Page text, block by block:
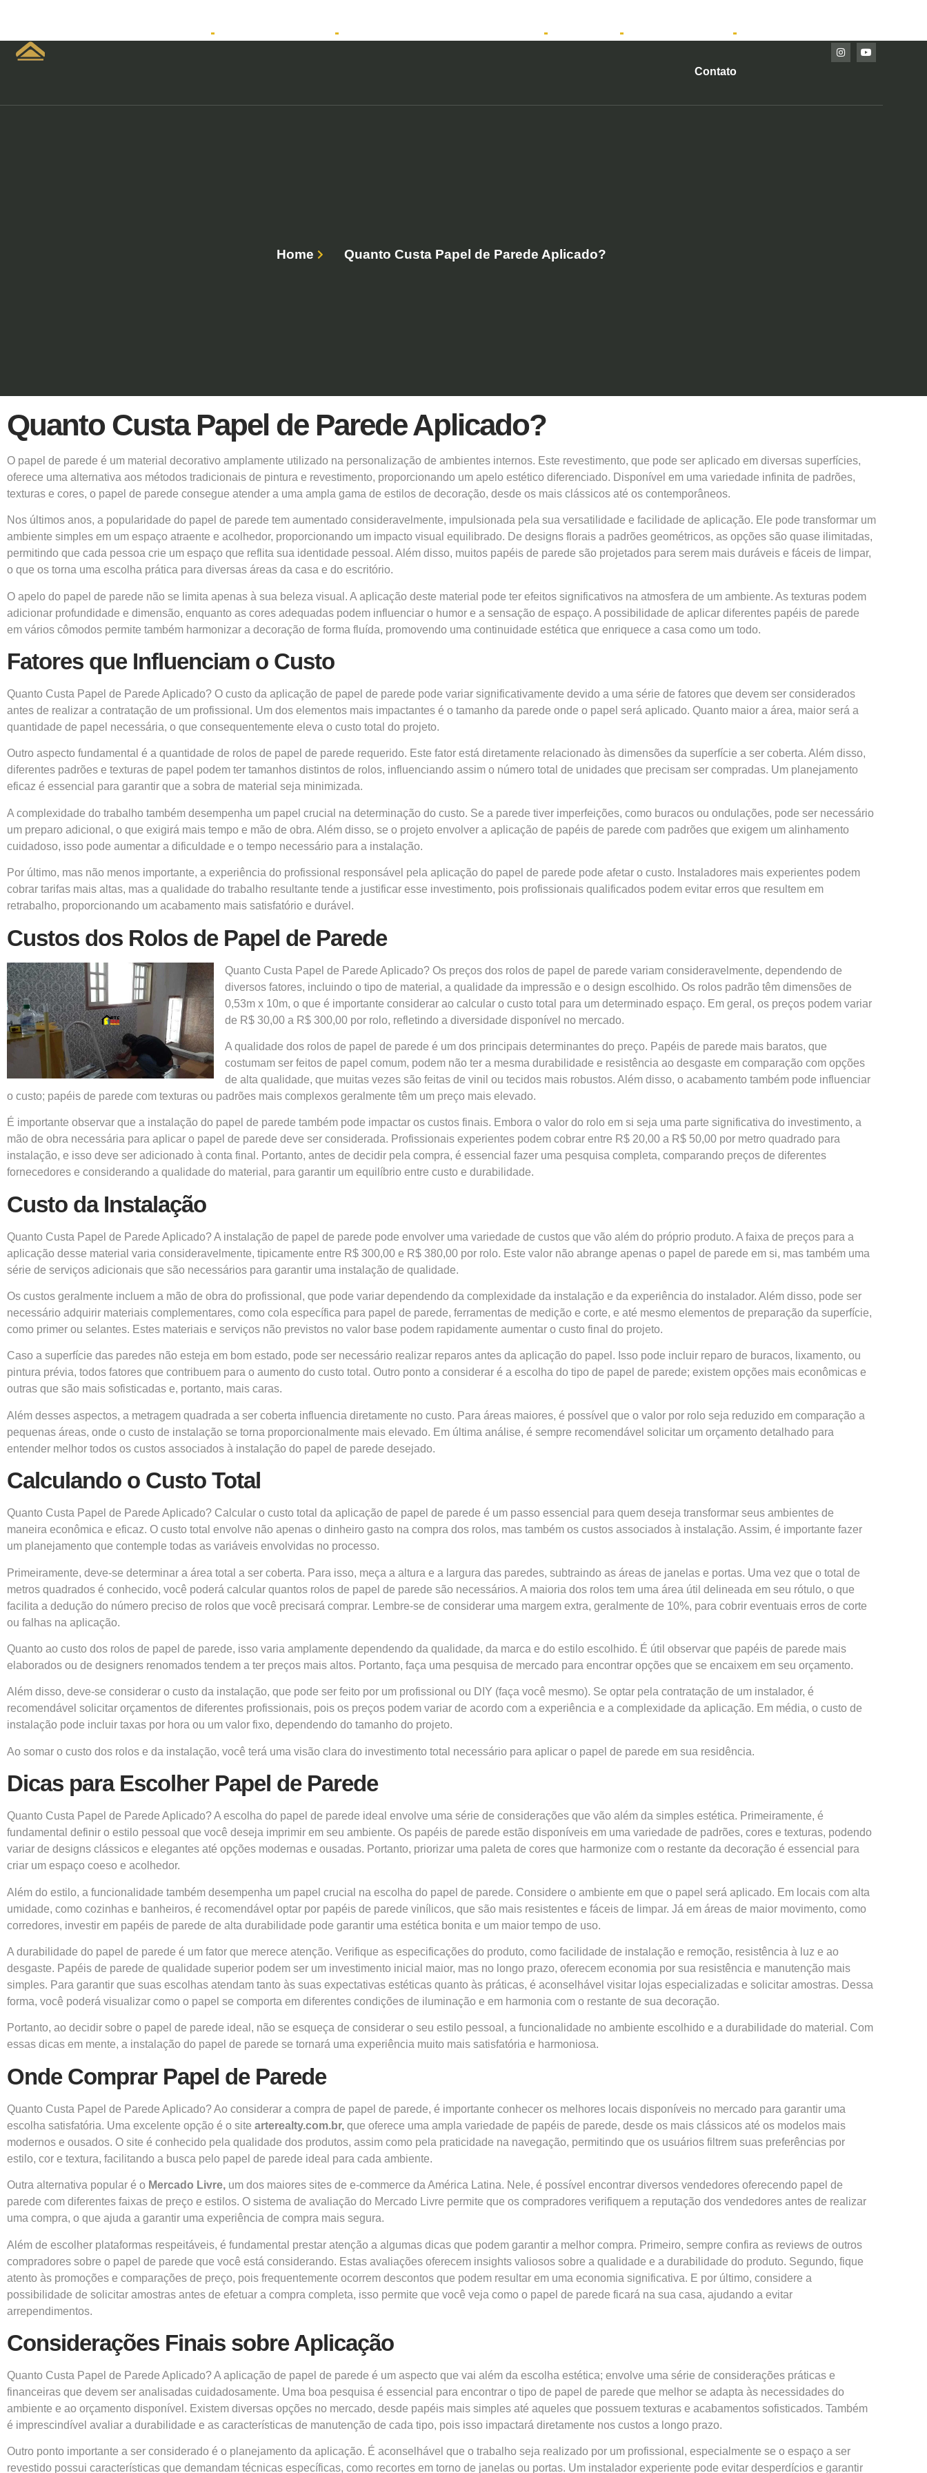
Contato
Home Quanto Custa Papel de Parede Aplicado?
Quanto Custa Papel de Parede Aplicado?
O papel de parede é um material decorativo amplamente utilizado na personalização de ambientes internos. Este revestimento, que pode ser aplicado em diversas superfícies,
oferece uma alternativa aos métodos tradicionais de pintura e revestimento, proporcionando um apelo estético diferenciado. Disponível em uma variedade infinita de padrões,
texturas e cores, o papel de parede consegue atender a uma ampla gama de estilos de decoração, desde os mais clássicos até os contemporâneos.
Nos últimos anos, a popularidade do papel de parede tem aumentado consideravelmente, impulsionada pela sua versatilidade e facilidade de aplicação. Ele pode transformar um
ambiente simples em um espaço atraente e acolhedor, proporcionando um impacto visual equilibrado. De designs florais a padrões geométricos, as opções são quase ilimitadas,
permitindo que cada pessoa crie um espaço que reflita sua identidade pessoal. Além disso, muitos papéis de parede são projetados para serem mais duráveis e fáceis de limpar,
o que os torna uma escolha prática para diversas áreas da casa e do escritório.
O apelo do papel de parede não se limita apenas à sua beleza visual. A aplicação deste material pode ter efeitos significativos na atmosfera de um ambiente. As texturas podem
adicionar profundidade e dimensão, enquanto as cores adequadas podem influenciar o humor e a sensação de espaço. A possibilidade de aplicar diferentes papéis de parede
em vários cômodos permite também harmonizar a decoração de forma fluída, promovendo uma continuidade estética que enriquece a casa como um todo.
Fatores que Influenciam o Custo
Quanto Custa Papel de Parede Aplicado? O custo da aplicação de papel de parede pode variar significativamente devido a uma série de fatores que devem ser considerados
antes de realizar a contratação de um profissional. Um dos elementos mais impactantes é o tamanho da parede onde o papel será aplicado. Quanto maior a área, maior será a
quantidade de papel necessária, o que consequentemente eleva o custo total do projeto.
Outro aspecto fundamental é a quantidade de rolos de papel de parede requerido. Este fator está diretamente relacionado às dimensões da superfície a ser coberta. Além disso,
diferentes padrões e texturas de papel podem ter tamanhos distintos de rolos, influenciando assim o número total de unidades que precisam ser compradas. Um planejamento
eficaz é essencial para garantir que a sobra de material seja minimizada.
A complexidade do trabalho também desempenha um papel crucial na determinação do custo. Se a parede tiver imperfeições, como buracos ou ondulações, pode ser necessário
um preparo adicional, o que exigirá mais tempo e mão de obra. Além disso, se o projeto envolver a aplicação de papéis de parede com padrões que exigem um alinhamento
cuidadoso, isso pode aumentar a dificuldade e o tempo necessário para a instalação.
Por último, mas não menos importante, a experiência do profissional responsável pela aplicação do papel de parede pode afetar o custo. Instaladores mais experientes podem
cobrar tarifas mais altas, mas a qualidade do trabalho resultante tende a justificar esse investimento, pois profissionais qualificados podem evitar erros que resultem em
retrabalho, proporcionando um acabamento mais satisfatório e durável.
Custos dos Rolos de Papel de Parede
Quanto Custa Papel de Parede Aplicado? Os preços dos rolos de papel de parede variam consideravelmente, dependendo de
diversos fatores, incluindo o tipo de material, a qualidade da impressão e o design escolhido. Os rolos padrão têm dimensões de
0,53m x 10m, o que é importante considerar ao calcular o custo total para um determinado espaço. Em geral, os preços podem variar
de R$ 30,00 a R$ 300,00 por rolo, refletindo a diversidade disponível no mercado.
A qualidade dos rolos de papel de parede é um dos principais determinantes do preço. Papéis de parede mais baratos, que
costumam ser feitos de papel comum, podem não ter a mesma durabilidade e resistência ao desgaste em comparação com opções
de alta qualidade, que muitas vezes são feitas de vinil ou tecidos mais robustos. Além disso, o acabamento também pode influenciar
o custo; papéis de parede com texturas ou padrões mais complexos geralmente têm um preço mais elevado.
É importante observar que a instalação do papel de parede também pode impactar os custos finais. Embora o valor do rolo em si seja uma parte significativa do investimento, a
mão de obra necessária para aplicar o papel de parede deve ser considerada. Profissionais experientes podem cobrar entre R$ 20,00 a R$ 50,00 por metro quadrado para
instalação, e isso deve ser adicionado à conta final. Portanto, antes de decidir pela compra, é essencial fazer uma pesquisa completa, comparando preços de diferentes
fornecedores e considerando a qualidade do material, para garantir um equilíbrio entre custo e durabilidade.
Custo da Instalação
Quanto Custa Papel de Parede Aplicado? A instalação de papel de parede pode envolver uma variedade de custos que vão além do próprio produto. A faixa de preços para a
aplicação desse material varia consideravelmente, tipicamente entre R$ 300,00 e R$ 380,00 por rolo. Este valor não abrange apenas o papel de parede em si, mas também uma
série de serviços adicionais que são necessários para garantir uma instalação de qualidade.
Os custos geralmente incluem a mão de obra do profissional, que pode variar dependendo da complexidade da instalação e da experiência do instalador. Além disso, pode ser
necessário adquirir materiais complementares, como cola específica para papel de parede, ferramentas de medição e corte, e até mesmo elementos de preparação da superfície,
como primer ou selantes. Estes materiais e serviços não previstos no valor base podem rapidamente aumentar o custo final do projeto.
Caso a superfície das paredes não esteja em bom estado, pode ser necessário realizar reparos antes da aplicação do papel. Isso pode incluir reparo de buracos, lixamento, ou
pintura prévia, todos fatores que contribuem para o aumento do custo total. Outro ponto a considerar é a escolha do tipo de papel de parede; existem opções mais econômicas e
outras que são mais sofisticadas e, portanto, mais caras.
Além desses aspectos, a metragem quadrada a ser coberta influencia diretamente no custo. Para áreas maiores, é possível que o valor por rolo seja reduzido em comparação a
pequenas áreas, onde o custo de instalação se torna proporcionalmente mais elevado. Em última análise, é sempre recomendável solicitar um orçamento detalhado para
entender melhor todos os custos associados à instalação do papel de parede desejado.
Calculando o Custo Total
Quanto Custa Papel de Parede Aplicado? Calcular o custo total da aplicação de papel de parede é um passo essencial para quem deseja transformar seus ambientes de
maneira econômica e eficaz. O custo total envolve não apenas o dinheiro gasto na compra dos rolos, mas também os custos associados à instalação. Assim, é importante fazer
um planejamento que contemple todas as variáveis envolvidas no processo.
Primeiramente, deve-se determinar a área total a ser coberta. Para isso, meça a altura e a largura das paredes, subtraindo as áreas de janelas e portas. Uma vez que o total de
metros quadrados é conhecido, você poderá calcular quantos rolos de papel de parede são necessários. A maioria dos rolos tem uma área útil delineada em seu rótulo, o que
facilita a dedução do número preciso de rolos que você precisará comprar. Lembre-se de considerar uma margem extra, geralmente de 10%, para cobrir eventuais erros de corte
ou falhas na aplicação.
Quanto ao custo dos rolos de papel de parede, isso varia amplamente dependendo da qualidade, da marca e do estilo escolhido. É útil observar que papéis de parede mais
elaborados ou de designers renomados tendem a ter preços mais altos. Portanto, faça uma pesquisa de mercado para encontrar opções que se encaixem em seu orçamento.
Além disso, deve-se considerar o custo da instalação, que pode ser feito por um profissional ou DIY (faça você mesmo). Se optar pela contratação de um instalador, é
recomendável solicitar orçamentos de diferentes profissionais, pois os preços podem variar de acordo com a experiência e a complexidade da aplicação. Em média, o custo de
instalação pode incluir taxas por hora ou um valor fixo, dependendo do tamanho do projeto.
Ao somar o custo dos rolos e da instalação, você terá uma visão clara do investimento total necessário para aplicar o papel de parede em sua residência.
Dicas para Escolher Papel de Parede
Quanto Custa Papel de Parede Aplicado? A escolha do papel de parede ideal envolve uma série de considerações que vão além da simples estética. Primeiramente, é
fundamental definir o estilo pessoal que você deseja imprimir em seu ambiente. Os papéis de parede estão disponíveis em uma variedade de padrões, cores e texturas, podendo
variar de designs clássicos e elegantes até opções modernas e ousadas. Portanto, priorizar uma paleta de cores que harmonize com o restante da decoração é essencial para
criar um espaço coeso e acolhedor.
Além do estilo, a funcionalidade também desempenha um papel crucial na escolha do papel de parede. Considere o ambiente em que o papel será aplicado. Em locais com alta
umidade, como cozinhas e banheiros, é recomendável optar por papéis de parede vinílicos, que são mais resistentes e fáceis de limpar. Já em áreas de maior movimento, como
corredores, investir em papéis de parede de alta durabilidade pode garantir uma estética bonita e um maior tempo de uso.
A durabilidade do papel de parede é um fator que merece atenção. Verifique as especificações do produto, como facilidade de instalação e remoção, resistência à luz e ao
desgaste. Papéis de parede de qualidade superior podem ser um investimento inicial maior, mas no longo prazo, oferecem economia por sua resistência e manutenção mais
simples. Para garantir que suas escolhas atendam tanto às suas expectativas estéticas quanto às práticas, é aconselhável visitar lojas especializadas e solicitar amostras. Dessa
forma, você poderá visualizar como o papel se comporta em diferentes condições de iluminação e em harmonia com o restante de sua decoração.
Portanto, ao decidir sobre o papel de parede ideal, não se esqueça de considerar o seu estilo pessoal, a funcionalidade no ambiente escolhido e a durabilidade do material. Com
essas dicas em mente, a instalação do papel de parede se tornará uma experiência muito mais satisfatória e harmoniosa.
Onde Comprar Papel de Parede
Quanto Custa Papel de Parede Aplicado? Ao considerar a compra de papel de parede, é importante conhecer os melhores locais disponíveis no mercado para garantir uma
escolha satisfatória. Uma excelente opção é o site arterealty.com.br, que oferece uma ampla variedade de papéis de parede, desde os mais clássicos até os modelos mais
modernos e ousados. O site é conhecido pela qualidade dos produtos, assim como pela praticidade na navegação, permitindo que os usuários filtrem suas preferências por
estilo, cor e textura, facilitando a busca pelo papel de parede ideal para cada ambiente.
Outra alternativa popular é o Mercado Livre, um dos maiores sites de e-commerce da América Latina. Nele, é possível encontrar diversos vendedores oferecendo papel de
parede com diferentes faixas de preço e estilos. O sistema de avaliação do Mercado Livre permite que os compradores verifiquem a reputação dos vendedores antes de realizar
uma compra, o que ajuda a garantir uma experiência de compra mais segura.
Além de escolher plataformas respeitáveis, é fundamental prestar atenção a algumas dicas que podem garantir a melhor compra. Primeiro, sempre confira as reviews de outros
compradores sobre o papel de parede que você está considerando. Estas avaliações oferecem insights valiosos sobre a qualidade e a durabilidade do produto. Segundo, fique
atento às promoções e comparações de preço, pois frequentemente ocorrem descontos que podem resultar em uma economia significativa. E por último, considere a
possibilidade de solicitar amostras antes de efetuar a compra completa, isso permite que você veja como o papel de parede ficará na sua casa, ajudando a evitar
arrependimentos.
Considerações Finais sobre Aplicação
Quanto Custa Papel de Parede Aplicado? A aplicação de papel de parede é um aspecto que vai além da escolha estética; envolve uma série de considerações práticas e
financeiras que devem ser analisadas cuidadosamente. Uma boa pesquisa é essencial para encontrar o tipo de papel de parede que melhor se adapta às necessidades do
ambiente e ao orçamento disponível. Existem diversas opções no mercado, desde papéis mais simples até aqueles que possuem texturas e acabamentos sofisticados. Também
é imprescindível avaliar a durabilidade e as características de manutenção de cada tipo, pois isso impactará diretamente nos custos a longo prazo.
Outro ponto importante a ser considerado é o planejamento da aplicação. É aconselhável que o trabalho seja realizado por um profissional, especialmente se o espaço a ser
revestido possui características que demandam técnicas específicas, como recortes em torno de janelas ou portas. Um instalador experiente pode evitar desperdícios e garantir